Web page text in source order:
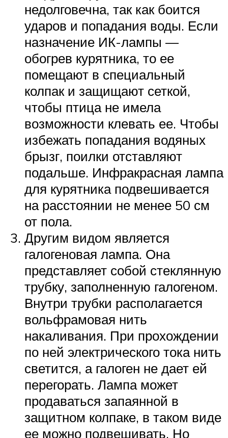
недолговечна, так как боится
ударов и попадания воды. Если
назначение ИК-лампы —
обогрев курятника, то ее
помещают в специальный
колпак и защищают сеткой,
чтобы птица не имела
возможности клевать ее. Чтобы
избежать попадания водяных
брызг, поилки отставляют
подальше. Инфракрасная лампа
для курятника подвешивается
на расстоянии не менее 50 см
от пола.
Другим видом является
галогеновая лампа. Она
представляет собой стеклянную
трубку, заполненную галогеном.
Внутри трубки располагается
вольфрамовая нить
накаливания. При прохождении
по ней электрического тока нить
светится, а галоген не дает ей
перегорать. Лампа может
продаваться запаянной в
защитном колпаке, в таком виде
ее можно подвешивать. Но